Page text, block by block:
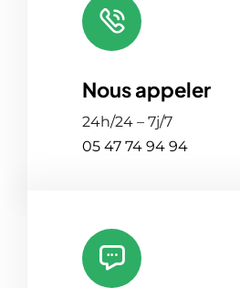
Nous appeler
24h/24 – 7j/7
05 47 74 94 94